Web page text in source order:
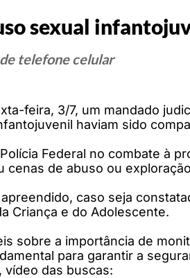
sexual
telefone celular
feira, 3/7, um mandado
haviam sido
Federal no combate à
de abuso ou
caso seja
Criança e do Adolescente.
sobre a importância de
para garantir a
vídeo das buscas: